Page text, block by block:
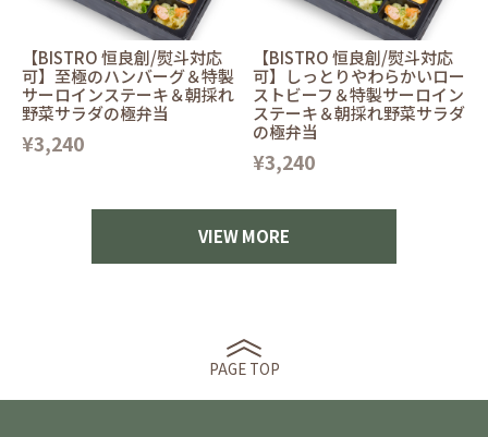
【BISTRO 恒良創/熨斗対応
可】至極のハンバーグ＆特製
サーロインステーキ＆朝採れ
野菜サラダの極弁当
¥3,240
【BISTRO 恒良創/熨斗対応
可】しっとりやわらかいロー
ストビーフ＆特製サーロイン
ステーキ＆朝採れ野菜サラダ
の極弁当
¥3,240
VIEW MORE
PAGE TOP